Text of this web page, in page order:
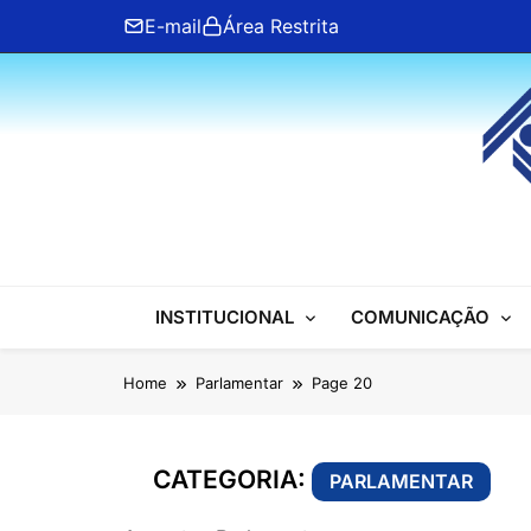
content
E-mail Área Restrita
ANFIP Nacional
INSTITUCIONAL COMUNICAÇÃO
Home Parlamentar Page 20
CATEGORIA: PARLAMENTAR